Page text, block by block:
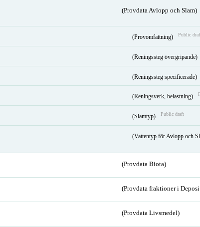
(Provdata Avlopp och Slam)
(Provomfattning) Public
(Reningssteg övergripande)
(Reningssteg specificerade)
(Reningsverk, belastning)
(Slamtyp) Public draft
(Vattentyp för Avlopp och
(Provdata Biota)
(Provdata fraktioner i
(Provdata Livsmedel)